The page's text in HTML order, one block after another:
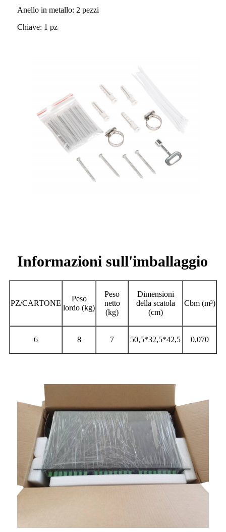
Anello in metallo: 2 pezzi
Chiave: 1 pz
Informazioni sull'imballaggio
PZ/CARTONE
Peso
lordo (kg)
Peso
netto
(kg)
Dimensioni
della scatola
(cm)
Cbm (m³)
6 8 7 50,5*32,5*42,5 0,070